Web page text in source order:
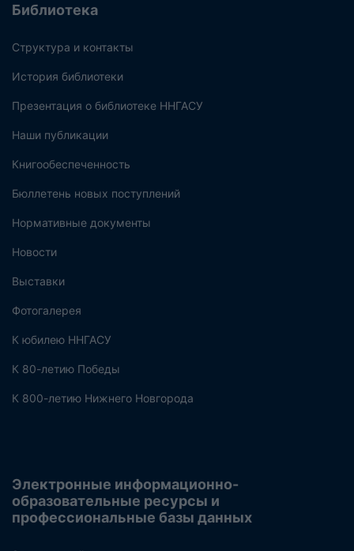
Библиотека
Структура и контакты
История библиотеки
Презентация о библиотеке ННГАСУ
Наши публикации
Книгообеспеченность
Бюллетень новых поступлений
Нормативные документы
Новости
Выставки
Фотогалерея
К юбилею ННГАСУ
К 80-летию Победы
К 800-летию Нижнего Новгорода
Электронные информационно-
образовательные ресурсы и
профессиональные базы данных